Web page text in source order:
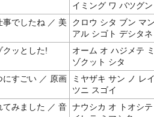
イミング ワ バツグン
でしたね ／ 美
クロウ シタ ブン マ
アル シゴト デシタネ
クッとした!
オーム オ ハジメテ
ゾクット シタ
にすごい ／ 原画
ミヤザキ サン ノ レ
ツニ スゴイ
てみました ／ 音 ナウシカ オ トオシ